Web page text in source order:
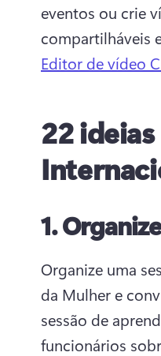
eventos ou crie
compartilháveis
Editor de vídeo
22
1.
Organize uma
da Mulher e
sessão de
funcionários